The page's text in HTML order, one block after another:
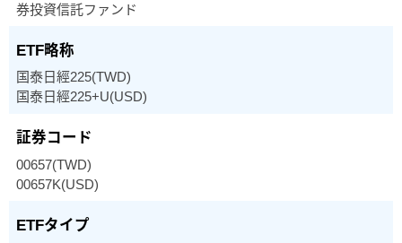
券投資信託ファンド
国泰日經225(TWD)
国泰日經225+U(USD)
00657(TWD)
00657K(USD)